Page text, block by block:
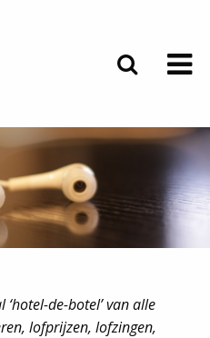
de-botel’ van alle
lofprijzen, lofzingen,